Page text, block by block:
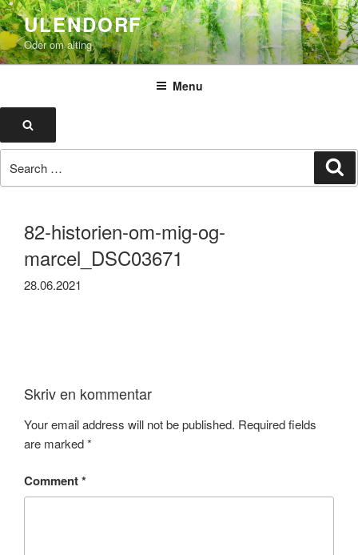
Skip
to
content
ULENDORF
Oder om alting
Menu
for:
82-historien-om-mig-og-
marcel_DSC03671
28.06.2021
Skriv en kommentar
Your email address will not be published. Required fields
are marked*
Comment*